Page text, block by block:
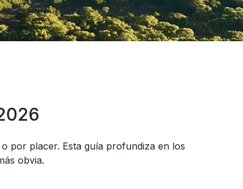
por placer. Esta guía profundiza en los
obvia.